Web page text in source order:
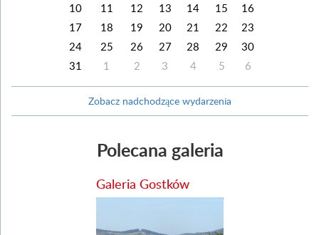
10
11 12 13 14 15
16
17
18 19 20 21 22
23
24
25 26 27 28 29
30
31
1 2 3 4 5 6
Zobacz nadchodzące wydarzenia
Polecana galeria
Galeria Gostków